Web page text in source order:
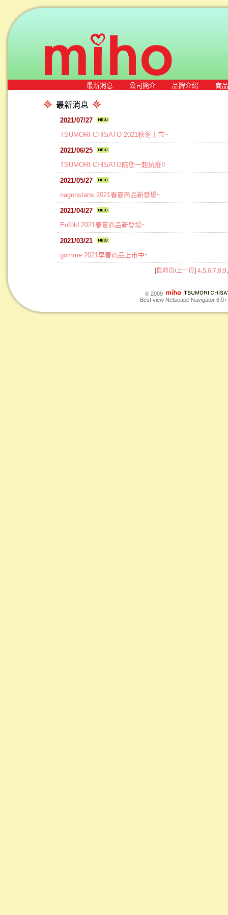
最新消息 公司簡介 品牌介紹 商
最新消息
2021/07/27
TSUMORI CHISATO 2021秋冬上市~
2021/06/25
TSUMORI CHISATO陪您一起抗疫!!
2021/05/27
nagonstans 2021春夏商品新登場~
2021/04/27
Enföld 2021春夏商品新登場~
2021/03/21
gomme 2021早春商品上市中~
[最前頁/上一頁] 4, 5 6 7 8 9
© 2009
Best view Netscape Navigator